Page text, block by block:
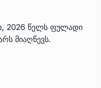
2026 წელს ფულადი
მიაღწევს.